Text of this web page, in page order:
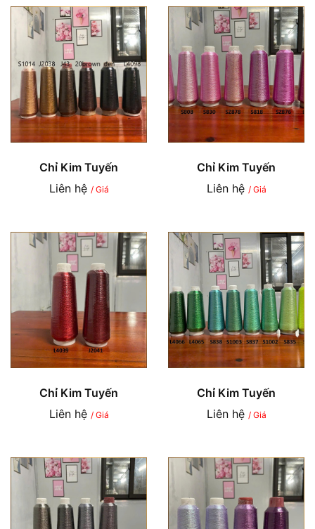
Chỉ Kim Tuyến
Liên hệ / Giá
Chỉ Kim Tuyến
Liên hệ / Giá
Chỉ Kim Tuyến
Liên hệ / Giá
Chỉ Kim Tuyến
Liên hệ / Giá